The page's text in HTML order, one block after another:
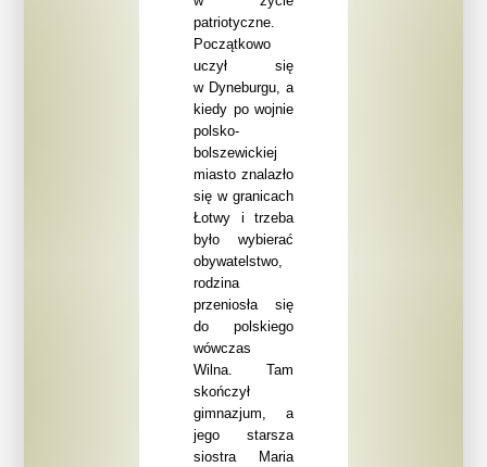
patriotyczne.
Początkowo
uczył się
w Dyneburgu, a
kiedy po wojnie
polsko-
bolszewickiej
miasto znalazło
się w granicach
Łotwy i trzeba
było wybierać
obywatelstwo,
rodzina
przeniosła się
do polskiego
wówczas
Wilna.Tam
skończył
gimnazjum, a
jego starsza
siostra Maria